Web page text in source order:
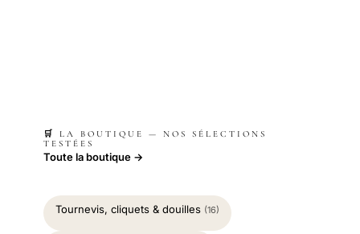
🛒 LA BOUTIQUE — NOS SÉLECTIONS
TESTÉES
Toute la boutique →
Tournevis, cliquets & douilles (16)